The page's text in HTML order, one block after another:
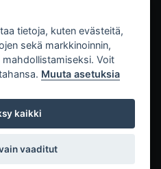
tietoja, kuten evästeitä,
sekä markkinoinnin,
mahdollistamiseksi. Voit
Muuta asetuksia
kaikki
vaaditut